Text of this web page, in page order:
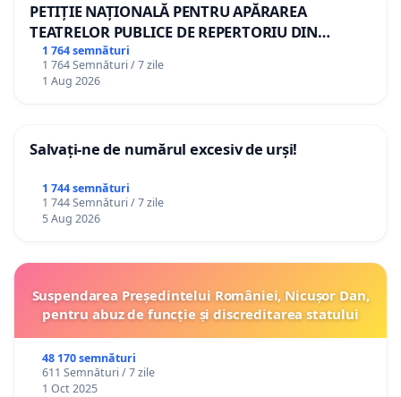
PETIȚIE NAȚIONALĂ PENTRU APĂRAREA
TEATRELOR PUBLICE DE REPERTORIU DIN
ROMÂNIA
1 764 semnături
1 764 Semnături / 7 zile
1 Aug 2026
Salvați-ne de numărul excesiv de urși!
1 744 semnături
1 744 Semnături / 7 zile
5 Aug 2026
Suspendarea Președintelui României, Nicușor Dan,
pentru abuz de funcție și discreditarea statului
48 170 semnături
611 Semnături / 7 zile
1 Oct 2025